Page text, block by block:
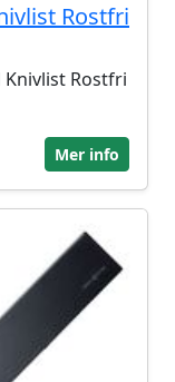
Rostfri
Rostfri
Mer info